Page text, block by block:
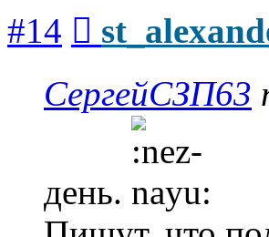
#14
СергейСЗП63
день.